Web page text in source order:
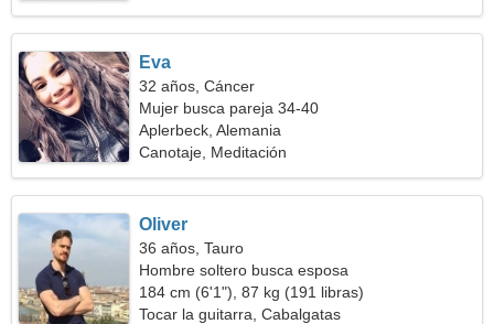
Eva
32 años, Cáncer
Mujer busca pareja 34-40
Aplerbeck, Alemania
Canotaje, Meditación
Oliver
36 años, Tauro
Hombre soltero busca esposa
184 cm (6'1"), 87 kg (191 libras)
Tocar la guitarra, Cabalgatas